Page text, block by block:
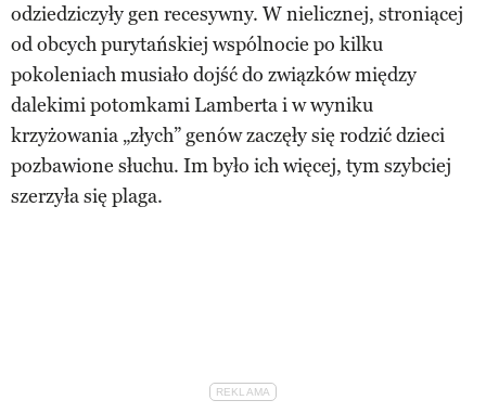
odziedziczyły gen recesywny. W nielicznej, stroniącej
od obcych purytańskiej wspólnocie po kilku
pokoleniach musiało dojść do związków między
dalekimi potomkami Lamberta i w wyniku
krzyżowania „złych” genów zaczęły się rodzić dzieci
pozbawione słuchu. Im było ich więcej, tym szybciej
szerzyła się plaga.